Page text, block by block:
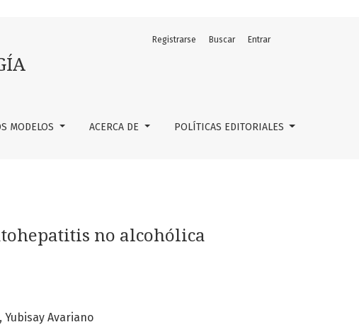
MODELOS ACERCA DE POLÍTICAS EDITORIALES
Registrarse Buscar Entrar
no alcohólica
Yubisay Avariano